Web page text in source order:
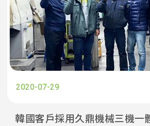
2020-07-29
韓國客戶採用久鼎機械三機一